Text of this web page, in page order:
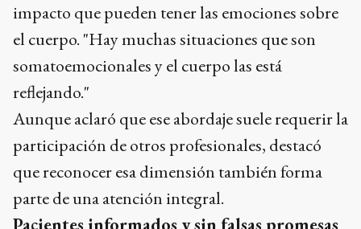
impacto que pueden tener las emociones sobre
el cuerpo. "Hay muchas situaciones que son
somatoemocionales y el cuerpo las está
reflejando."
Aunque aclaró que ese abordaje suele requerir la
participación de otros profesionales, destacó
que reconocer esa dimensión también forma
parte de una atención integral.